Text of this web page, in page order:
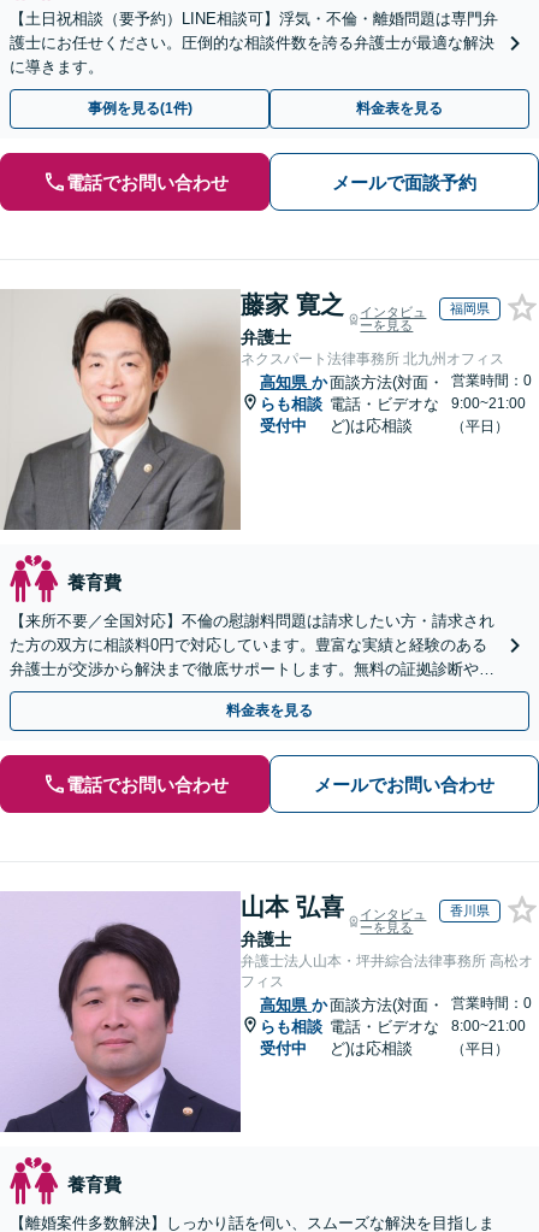
【土日祝相談（要予約）LINE相談可】浮気・不倫・離婚問題は専門弁
護士にお任せください。圧倒的な相談件数を誇る弁護士が最適な解決
に導きます。
事例を見る(1件) 料金表を見る
電話でお問い合わせ メールで面談予約
藤家 寛之
弁護士
インタビュ
ーを見る
福岡県
ネクスパート法律事務所 北九州オフィス
高知県 か
らも相談
受付中
面談方法(対面・
電話・ビデオな
ど)は応相談
営業時間：0
9:00~21:00
（平日）
養育費
【来所不要／全国対応】不倫の慰謝料問題は請求したい方・請求され
た方の双方に相談料0円で対応しています。豊富な実績と経験のある
弁護士が交渉から解決まで徹底サポートします。無料の証拠診断や着
手金の返還保証もありますので安心してご相談ください。
料金表を見る
電話でお問い合わせ メールでお問い合わせ
山本 弘喜
弁護士
インタビュ
ーを見る
香川県
弁護士法人山本・坪井綜合法律事務所 高松オ
フィス
高知県 か
らも相談
受付中
面談方法(対面・
電話・ビデオな
ど)は応相談
営業時間：0
8:00~21:00
（平日）
養育費
【離婚案件多数解決】しっかり話を伺い、スムーズな解決を目指しま